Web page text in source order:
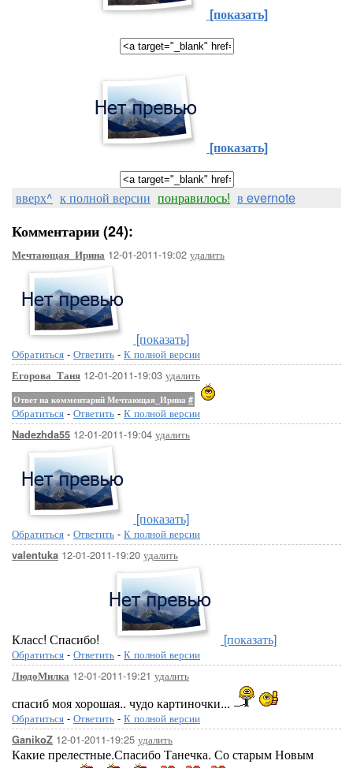
[показать]
[показать]
вверх^ к полной версии понравилось! в evernote
Комментарии (24):
Мечтающая_Ирина 12-01-2011-19:02 удалить
[показать]
Обратиться - Ответить - К полной версии
Егорова_Таня 12-01-2011-19:03 удалить
Ответ на комментарий Мечтающая_Ирина #
Обратиться - Ответить - К полной версии
Nadezhda55 12-01-2011-19:04 удалить
[показать]
Обратиться - Ответить - К полной версии
valentuka 12-01-2011-19:20 удалить
Класс! Спасибо! [показать]
Обратиться - Ответить - К полной версии
ЛюдоМилка 12-01-2011-19:21 удалить
спасиб моя хорошая.. чудо картиночки...
Обратиться - Ответить - К полной версии
GanikoZ 12-01-2011-19:25 удалить
Какие прелестные.Спасибо Танечка. Со старым Новым